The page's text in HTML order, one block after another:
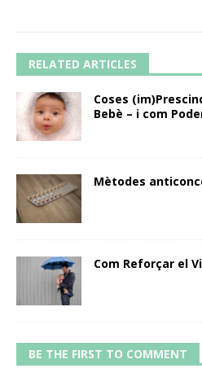
RELATED ARTICLES
Coses
Bebè – i com
Mètodes
Com Reforçar el
BE THE FIRST TO COMMENT